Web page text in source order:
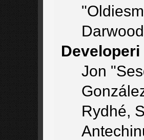
Developeri
Jon
Rydhé,